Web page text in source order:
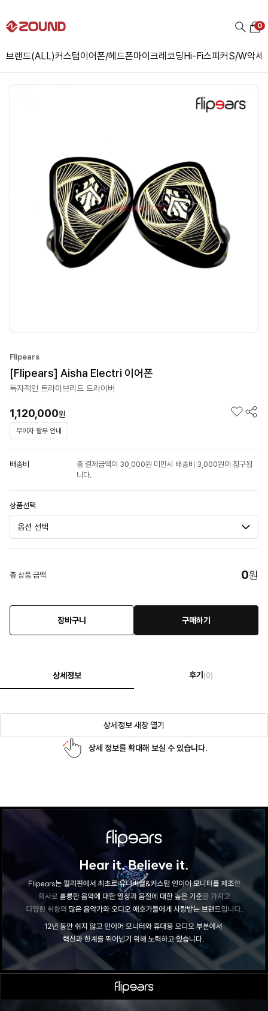
브랜드(ALL)커스텀이어폰/헤드폰마이크레코딩Hi-Fi스피커S/W악세
0
Flipears
[Flipears] Aisha Electri 이어폰
독자적인 트라이브리드 드라이버
1,120,000원
무이자 할부 안내
배송비
총 결제금액이 30,000원 미만시 배송비 3,000원이 청구됩
니다.
상품선택
총 상품 금액 0원
장바구니 구매하기
상세정보 후기 (0)
상세정보 새창 열기
상세 정보를 확대해 보실 수 있습니다.